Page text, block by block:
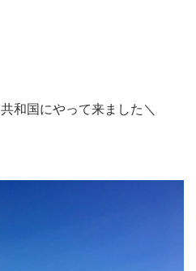
和国にやって来ました＼